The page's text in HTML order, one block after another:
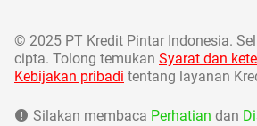
© 2025 PT Kredit Pintar Indonesia.
cipta. Tolong temukan Syarat dan
Kebijakan pribadi tentang layanan
Silakan membaca Perhatian dan